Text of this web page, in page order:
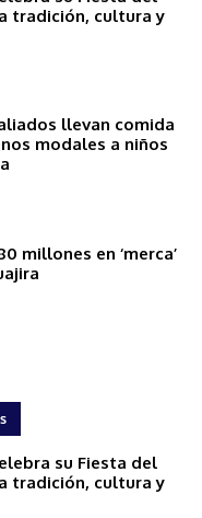
tradición, cultura y
llevan comida
modales a niños
millones en ‘merca’
su Fiesta del
tradición, cultura y